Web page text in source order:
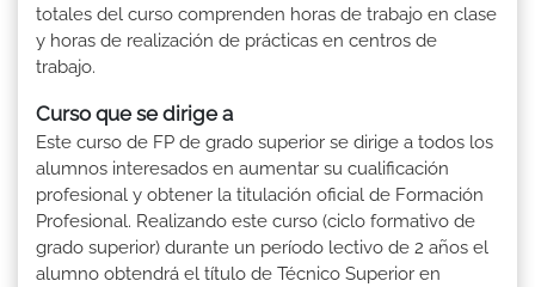
totales del curso comprenden horas de trabajo en clase
y horas de realización de prácticas en centros de
trabajo.
Curso que se dirige a
Este curso de FP de grado superior se dirige a todos los
alumnos interesados en aumentar su cualificación
profesional y obtener la titulación oficial de Formación
Profesional. Realizando este curso (ciclo formativo de
grado superior) durante un período lectivo de 2 años el
alumno obtendrá el título de Técnico Superior en